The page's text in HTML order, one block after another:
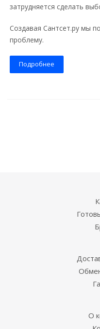
затрудняется сделать
Создавая Сантсет.ру мы
проблему.
Подробнее
О